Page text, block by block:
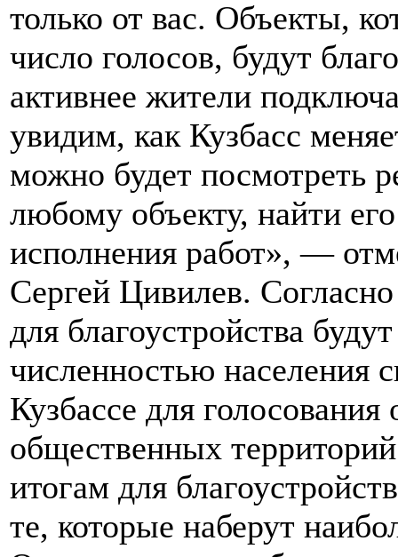
только от вас. Объекты,
число голосов, будут
активнее жители
увидим, как Кузбасс
можно будет посмотреть
любому объекту, найти
исполнения работ», —
Сергей Цивилев.
для благоустройства
численностью населения
Кузбассе для
общественных
итогам для
те, которые наберут